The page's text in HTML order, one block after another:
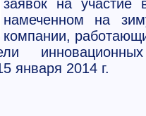
заявок на участие
намеченном на
компании,
января 2014 г.